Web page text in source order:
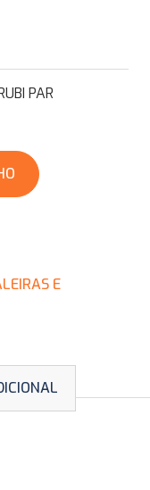
PAR
E